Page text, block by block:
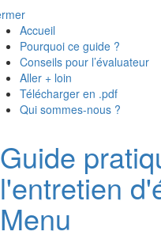
Accueil
Pourquoi ce guide ?
Conseils pour l’évaluateur
Aller + loin
Télécharger en .pdf
Qui sommes-nous ?
Guide
l'entretien
Menu